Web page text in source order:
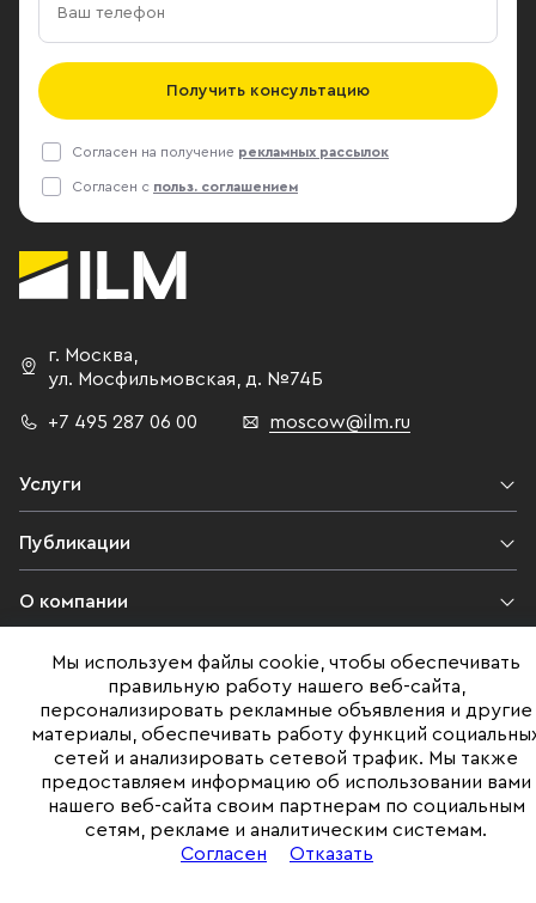
Получить консультацию
Согласен на получение рекламных рассылок
Согласен с польз. соглашением
г. Москва
ул. Мосфильмовская,
д. №74Б
+7 495 287 06 00 moscow@ilm.ru
Услуги
Публикации
О компании
Контакты
Юридическая информация
©ILM 2009-2026. Все права защищены
Представленная на сайте информация, в т.ч. стоимости объектов,
носит информационный характер
Мы используем файлы cookie, чтобы обеспечивать
правильную работу нашего веб-сайта,
персонализировать рекламные объявления и другие
материалы, обеспечивать работу функций
сетей и анализировать сетевой трафик. Мы также
предоставляем информацию об использовании вами
нашего веб-сайта своим партнерам по социальным
сетям, рекламе и аналитическим системам.
Согласен
Отказать